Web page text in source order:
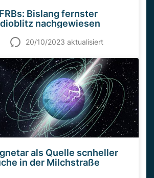
Bislang fernster
nachgewiesen
20/10/2023 aktualisiert
als Quelle scnheller
in der Milchstraße